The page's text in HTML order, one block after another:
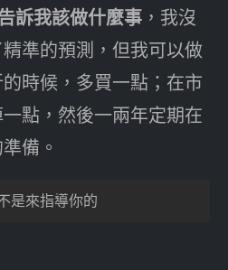
訴我該做什麼事 ，我沒
準的預測，但我可以做
時候，多買一點；在市
點，然後一兩年定期在
備。
是來指導你的